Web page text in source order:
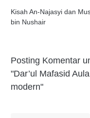
Kisah An-Najasyi dan
bin Nushair
Posting Komentar
"Dar’ul Mafasid
modern"